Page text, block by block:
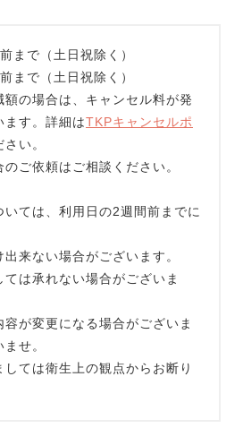
まで（土日祝除く）
まで（土日祝除く）
の場合は、キャンセル料が発
ます。詳細はTKPキャンセルポ
い。
ご依頼はご相談ください。
いては、利用日の2週間前までに
来ない場合がございます。
は承れない場合がございま
が変更になる場合がございま
せ。
ては衛生上の観点からお断り